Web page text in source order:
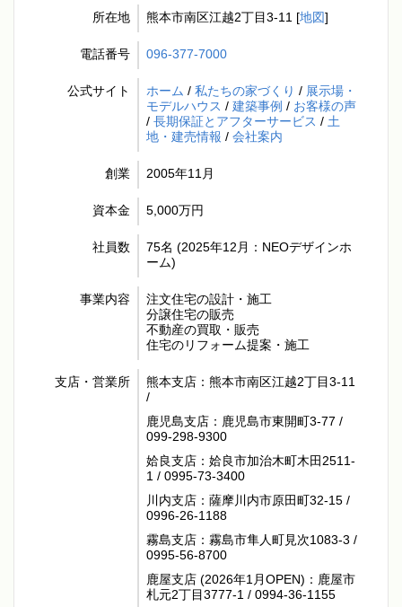
所在地 熊本市南区江越2丁目3-11 [地図 ]
電話番号 096-377-7000
公式サイト ホーム / 私たちの家づくり / 展示場・
モデルハウス / 建築事例 / お客様の声
/ 長期保証とアフターサービス / 土
地・建売情報 / 会社案内
創業 2005年11月
資本金 5,000万円
社員数
75名 (2025年12月：NEOデザインホ
ーム)
事業内容
注文住宅の設計・施工
分譲住宅の販売
不動産の買取・販売
住宅のリフォーム提案・施工
支店・営業所
熊本支店：熊本市南区江越2丁目3-11
/
鹿児島支店：鹿児島市東開町3-77 /
099-298-9300
姶良支店：姶良市加治木町木田2511-
1 / 0995-73-3400
川内支店：薩摩川内市原田町32-15 /
0996-26-1188
霧島支店：霧島市隼人町見次1083-3 /
0995-56-8700
鹿屋支店 (2026年1月OPEN)：鹿屋市
札元2丁目3777-1 / 0994-36-1155